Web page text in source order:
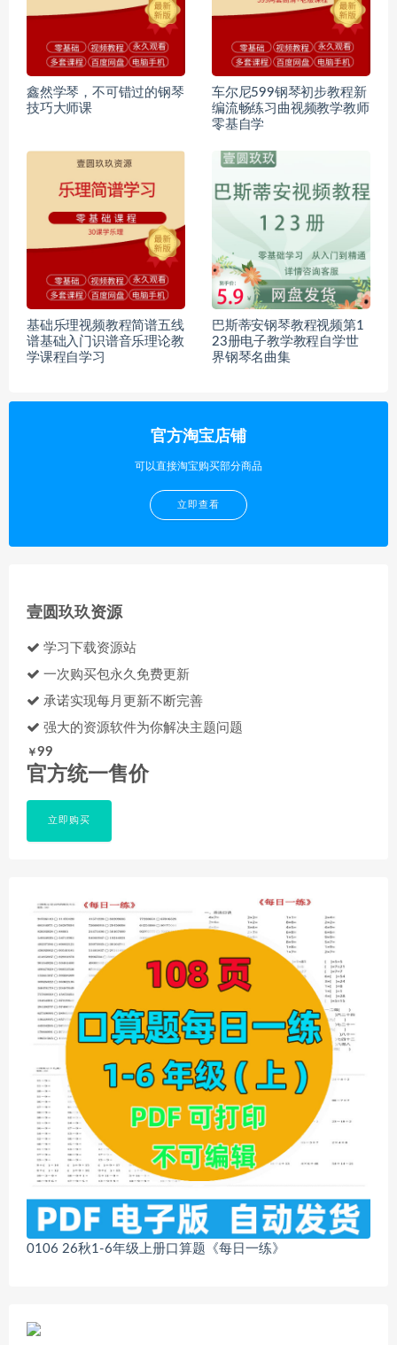
鑫然学琴，不可错过的钢琴
技巧大师课
车尔尼599钢琴初步教程新
编流畅练习曲视频教学教师
零基自学
基础乐理视频教程简谱五线
谱基础入门识谱音乐理论教
学课程自学习
巴斯蒂安钢琴教程视频第1
23册电子教学教程自学世
界钢琴名曲集
官方淘宝店铺
可以直接淘宝购买部分商品
立即查看
壹圆玖玖资源
学习下载资源站
一次购买包永久免费更新
承诺实现每月更新不断完善
强大的资源软件为你解决主题问题
￥99
官方统一售价
立即购买
0106 26秋1-6年级上册口算题《每日一练》